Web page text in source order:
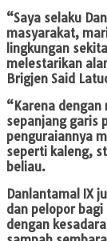
“Saya selaku
masyarakat,
lingkungan
melestarikan
Brigjen Said
“Karena
sepanjang garis
penguraiannya
seperti kaleng,
beliau.
Danlantamal IX
dan pelopor
dengan